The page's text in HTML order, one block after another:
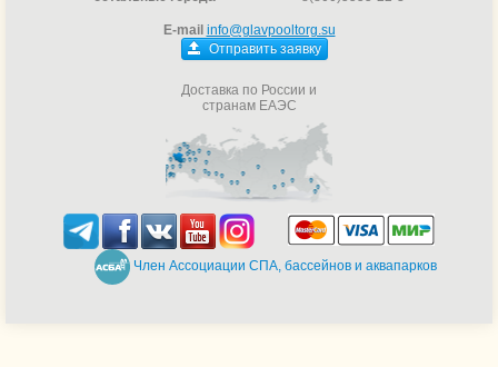
E-mail info@glavpooltorg.su
Отправить заявку
Доставка по России и
странам ЕАЭС
Член Ассоциации СПА, бассейнов и аквапарков